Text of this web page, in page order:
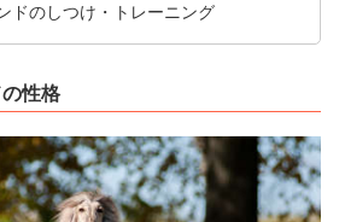
ドのしつけ・トレーニング
性格